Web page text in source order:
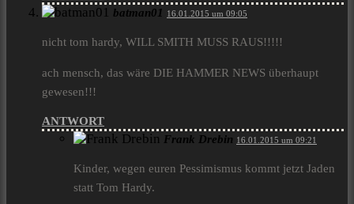
batman01 16.01.2015 um 09:05
nicht tom hardy, WILL SMITH MUSS RAUS!!!!!
ach mensch, das wäre DIE HAMMER NEWS überhaupt
gewesen!!!
ANTWORT
Frank Drebin 16.01.2015 um 09:21
Kinder, wegen euren Pessimismus kommt jetzt Jaden
statt Tom Hardy.